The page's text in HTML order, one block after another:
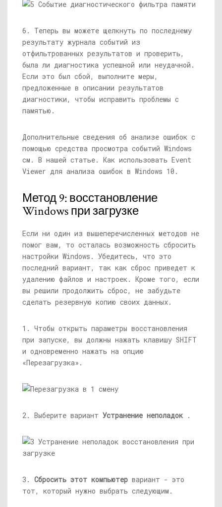
6. Теперь вы можете щелкнуть по последнему
результату журнала событий из
отфильтрованных результатов и проверить,
была ли диагностика успешной или неудачной.
Если это был сбой, выполните меры,
предложенные в описании результатов
диагностики, чтобы исправить проблемы с
памятью.
Дополнительные сведения об анализе ошибок с
помощью средства просмотра событий Windows
см. В нашей статье. Как использовать Event
Viewer для анализа ошибок в Windows 10.
Метод 9: восстановление
Windows при загрузке
Если ни один из вышеперечисленных методов не
помог вам, то осталась возможность сбросить
настройки Windows. Убедитесь, что это
последний вариант, так как сброс приведет к
удалению файлов и настроек. Кроме того, если
вы решили продолжить сброс, не забудьте
сделать резервную копию своих данных.
1. Чтобы открыть параметры восстановления
при запуске, вы должны нажать клавишу SHIFT
и одновременно нажать на опцию
«Перезагрузка».
2. Выберите вариант Устранение неполадок.
3. Сбросить этот компьютер вариант - это
тот, который нужно выбрать следующим.